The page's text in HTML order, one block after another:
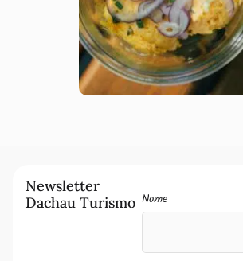
Newsletter
Dachau Turismo Nome